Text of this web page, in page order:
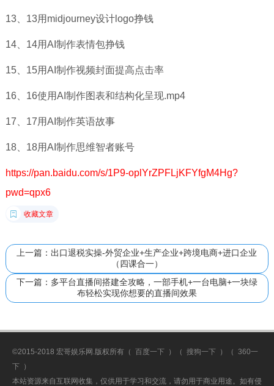
13、13用midjourney设计logo挣钱
14、14用AI制作表情包挣钱
15、15用AI制作视频封面提高点击率
16、16使用AI制作图表和结构化呈现.mp4
17、17用AI制作英语故事
18、18用AI制作思维智者账号
https://pan.baidu.com/s/1P9-oplYrZPFLjKFYfgM4Hg?
pwd=qpx6
收藏文章
上一篇：出口退税实操-外贸企业+生产企业+跨境电商+进口企业
（四课合一）
下一篇：多平台直播间搭建全攻略，一部手机+一台电脑+一块绿
布轻松实现你想要的直播间效果
©2015-2018 宏哥娱乐网.版权所有（ 百度一下 ）（ 搜狗一下 ）（ 360一
下 ）
本站资源来自互联网收集，仅供用于学习和交流，请勿用于商业用途。如有侵